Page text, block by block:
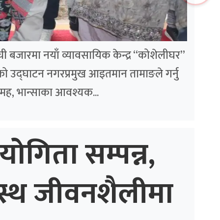
बजारमा नयाँ व्यावसायिक केन्द्र “कोशेलीघर”
उद्घाटन नगरप्रमुख आइतमान तामाङले गर्नु
भान्साका आवश्यक...
सम्पन्न,
जीवनशैलीमा